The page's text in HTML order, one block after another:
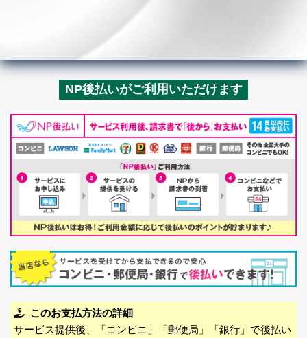
NP後払いがご利用いただけます
このお支払方法の詳細
サービス提供後、「コンビニ」「郵便局」「銀行」で後払い